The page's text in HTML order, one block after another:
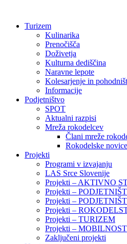
vsebinoTurizem
Kulinarika
Prenočišča
Doživetja
Kulturna dediščina
Naravne lepote
Kolesarjenje in
Informacije
Podjetništvo
SPOT
Aktualni razpisi
Mreža rokodelcev
Člani mreže
Rokodelske novice
Projekti
Programi v izvajanju
LAS Srce Slovenije
Projekti – AKTIVNO
Projekti –
Projekti –
Projekti –
Projekti – TURIZEM
Projekti – MOBILNOST
Zaključeni projekti